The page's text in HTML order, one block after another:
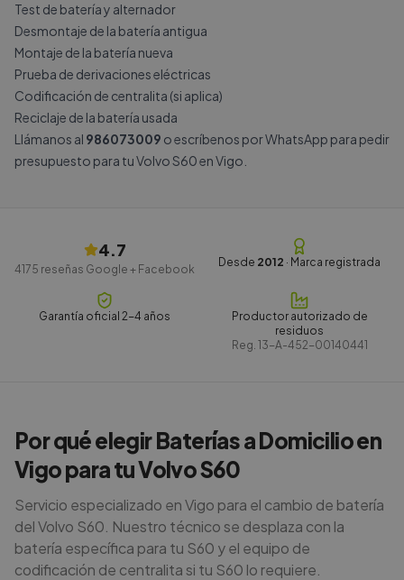
Test de batería y alternador
Desmontaje de la batería antigua
Montaje de la batería nueva
Prueba de derivaciones eléctricas
Codificación de centralita (si aplica)
Reciclaje de la batería usada
Llámanos al 986073009 o escríbenos porWhatsApp para pedir
presupuesto para tu Volvo S60 en Vigo.
4.7
4175 reseñas Google + Facebook
Desde 2012 · Marca registrada
Garantía oficial 2-4 años
Productor autorizado de
residuos
Reg. 13-A-452-00140441
Por qué elegir Baterías a Domicilio en
Vigo para tu Volvo S60
Servicio especializado en Vigo para el cambio de batería
del Volvo S60. Nuestro técnico se desplaza con la
batería específica para tu S60 y el equipo de
codificación de centralita si tu S60 lo requiere.